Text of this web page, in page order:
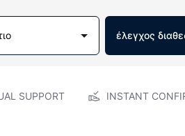
έλεγχος
SUPPORT INSTANT